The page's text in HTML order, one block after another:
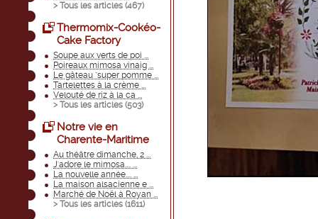
> Tous les articles (467)
Thermomix-Cookéo-
Cake Factory
Soupe aux verts de poi ...
Poireaux mimosa vinaig ...
Le gâteau "super pomme ...
Tartelettes à la crème ...
Velouté de riz à la ca ...
> Tous les articles (503)
Notre vie en
Charente-Maritime
Au théâtre dimanche, 2 ...
J'adore le mimosa.... ...
La nouvelle année.... ...
La maison alsacienne e ...
Marché de Noël à Royan ...
> Tous les articles (1611)